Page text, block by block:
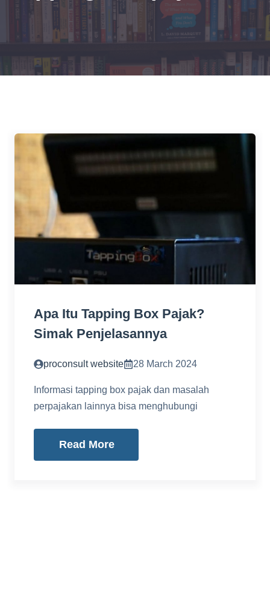
Apa Itu Tapping Box Pajak?
Simak Penjelasannya
proconsult website 28 March 2024
Informasi tapping box pajak dan masalah
perpajakan lainnya bisa menghubungi
Read More